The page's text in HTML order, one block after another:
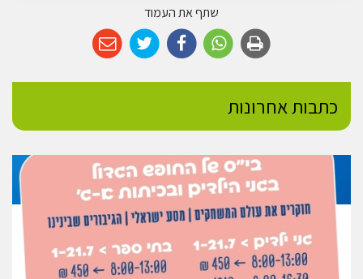
שתף את העמוד
כתבות אחרונות